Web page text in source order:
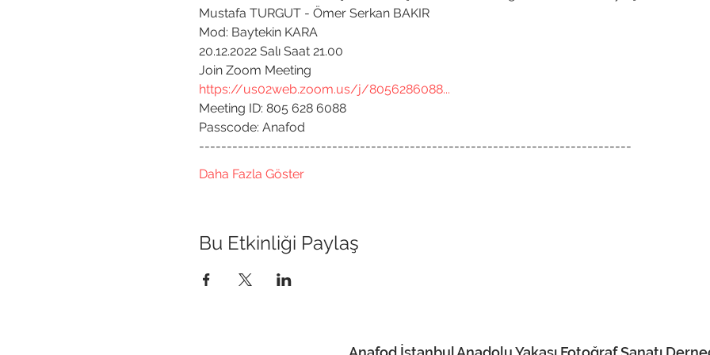
Mustafa TURGUT - Ömer Serkan BAKIR
Mod: Baytekin KARA
20.12.2022 Salı Saat 21.00
Join Zoom Meeting
https://us02web.zoom.us/j/8056286088...
Meeting ID: 805 628 6088
Passcode: Anafod
------------------------------------------------------------------------------
Daha Fazla Göster
Bu Etkinliği Paylaş